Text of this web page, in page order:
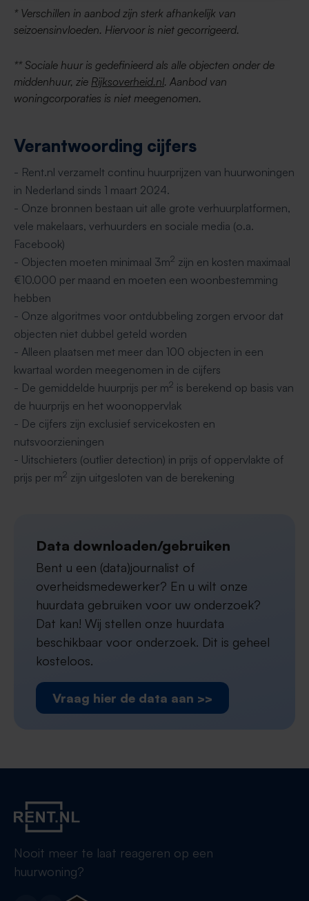
* Verschillen in aanbod zijn sterk afhankelijk van
seizoensinvloeden. Hiervoor is niet gecorrigeerd.
** Sociale huur is gedefinieerd als alle objecten onder de
middenhuur, zie Rijksoverheid.nl. Aanbod van
woningcorporaties is niet meegenomen.
Verantwoording cijfers
- Rent.nl verzamelt continu huurprijzen van huurwoningen
in Nederland sinds 1 maart 2024.
- Onze bronnen bestaan uit alle grote verhuurplatformen,
vele makelaars, verhuurders en sociale media (o.a.
Facebook)
- Objecten moeten minimaal 3m2 zijn en kosten maximaal
€10.000 per maand en moeten een woonbestemming
hebben
- Onze algoritmes voor ontdubbeling zorgen ervoor dat
objecten niet dubbel geteld worden
- Alleen plaatsen met meer dan 100 objecten in een
kwartaal worden meegenomen in de cijfers
- De gemiddelde huurprijs per m2 is berekend op basis van
de huurprijs en het woonoppervlak
- De cijfers zijn exclusief servicekosten en
nutsvoorzieningen
- Uitschieters (outlier detection) in prijs of oppervlakte of
prijs per m2 zijn uitgesloten van de berekening
Data downloaden/gebruiken
Bent u een (data)journalist of
overheidsmedewerker? En u wilt onze
huurdata gebruiken voor uw onderzoek?
Dat kan! Wij stellen onze huurdata
beschikbaar voor onderzoek. Dit is geheel
kosteloos.
Vraag hier de data aan >>
Nooit meer te laat reageren op een
huurwoning?